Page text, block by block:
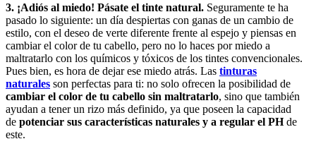
3. ¡Adiós al miedo! Pásate el tinte natural. Seguramente te ha
pasado lo siguiente: un día despiertas con ganas de un cambio de
estilo, con el deseo de verte diferente frente al espejo y piensas en
cambiar el color de tu cabello, pero no lo haces por miedo a
maltratarlo con los químicos y tóxicos de los tintes convencionales.
Pues bien, es hora de dejar ese miedo atrás. Las tinturas
naturales son perfectas para ti: no solo ofrecen la posibilidad de
cambiar el color de tu cabello sin maltratarlo, sino que también
ayudan a tener un rizo más definido, ya que poseen la capacidad
de potenciar sus características naturales y a regular el PHde
este.